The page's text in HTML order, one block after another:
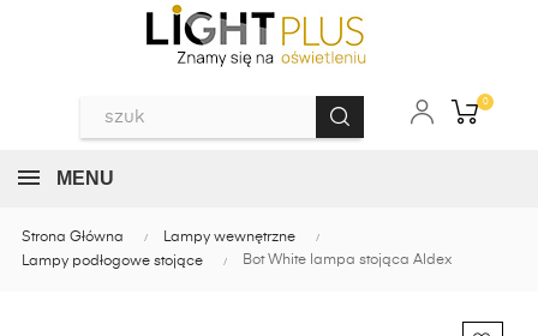
0
MENU
Strona Główna
Lampy wewnętrzne
Lampy podłogowe stojące
Bot White lampa stojąca Aldex